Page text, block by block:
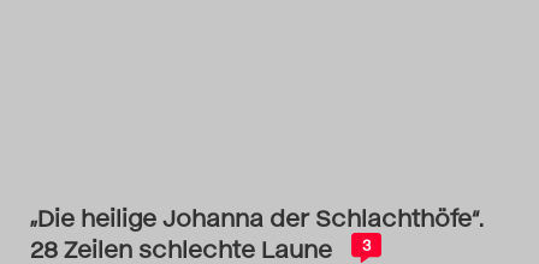
„Die heilige Johanna der Schlachthöfe“.
28 Zeilen schlechte Laune
3